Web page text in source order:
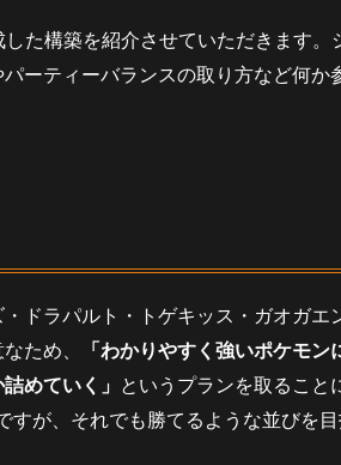
た構築を紹介させていただきます。
ーティーバランスの取り方など何か
ドラパルト・トゲキッス・ガオガエ
ため、
「わかりやすく強いポケモン
めていく」 というプランを取ること
が、それでも勝てるような並びを目